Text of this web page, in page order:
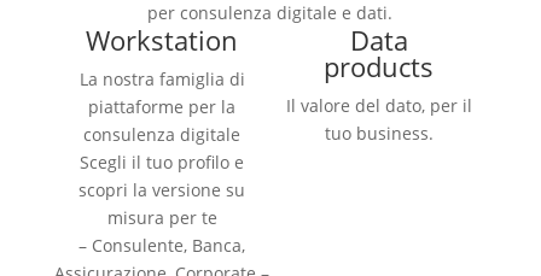
per consulenza digitale e dati.
Workstation
La nostra famiglia di
piattaforme per la
consulenza digitale
Scegli il tuo profilo e
scopri la versione su
misura per te
– Consulente, Banca,
Data
products
Il valore del dato, per il
tuo business.